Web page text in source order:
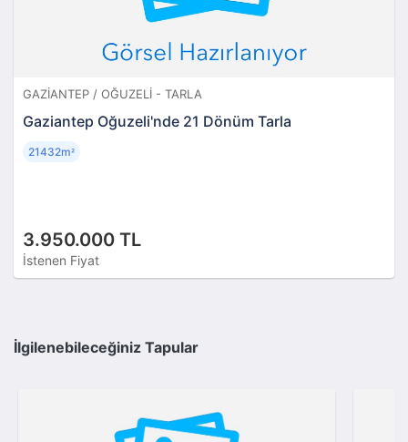
GAZIANTEP / OĞUZELI - TARLA
Gaziantep Oğuzeli'nde 21 Dönüm Tarla
3.950.000 TL
İstenen Fiyat
21432m²
İlgilenebileceğiniz Tapular